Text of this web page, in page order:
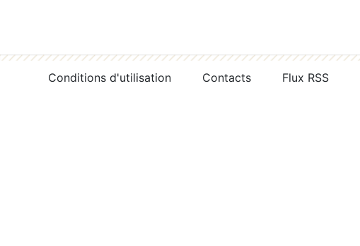
Conditions d'utilisation Contacts Flux RSS